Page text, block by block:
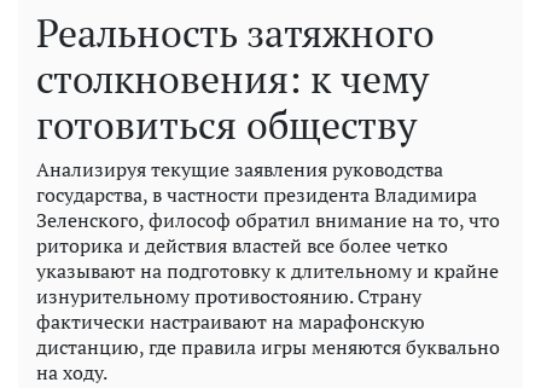
Реальность затяжного
столкновения: к чему
готовиться обществу
Анализируя текущие заявления руководства
государства, в частности президента Владимира
Зеленского, философ обратил внимание на то, что
риторика и действия властей все более четко
указывают на подготовку к длительному и крайне
изнурительному противостоянию. Страну
фактически настраивают на марафонскую
дистанцию, где правила игры меняются буквально
на ходу.